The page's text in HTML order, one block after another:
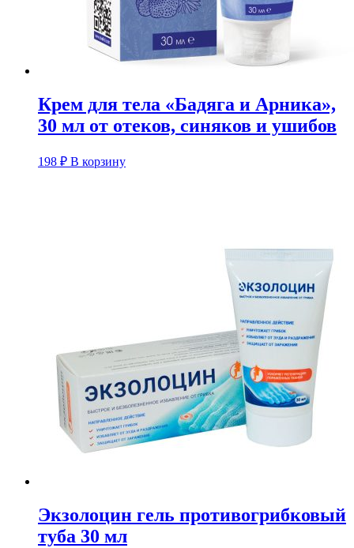
Крем для тела «Бадяга и Арника»,
30 мл от отеков, синяков и ушибов
198 ₽ В корзину
Экзолоцин гель противогрибковый
туба 30 мл